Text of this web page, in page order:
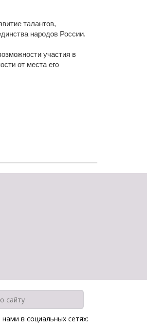
талантов,
народов России.
участия в
от места его
в социальных сетях: